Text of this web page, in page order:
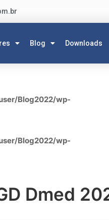
Blog Downloads
Blog2022/wp-
Blog2022/wp-
Dmed